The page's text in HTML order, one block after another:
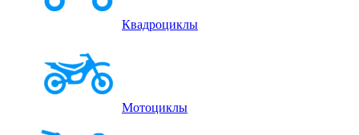
Квадроциклы
Мотоциклы